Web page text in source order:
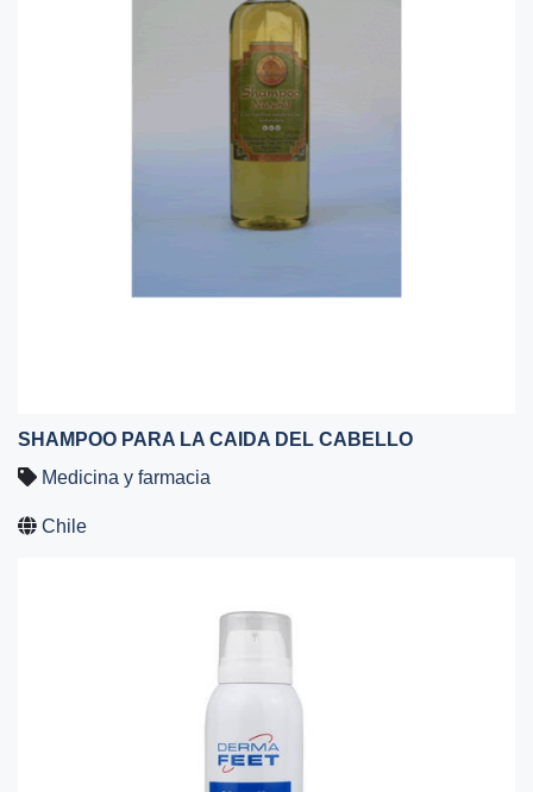
SHAMPOO PARA LA CAIDA DEL CABELLO
Medicina y farmacia
Chile